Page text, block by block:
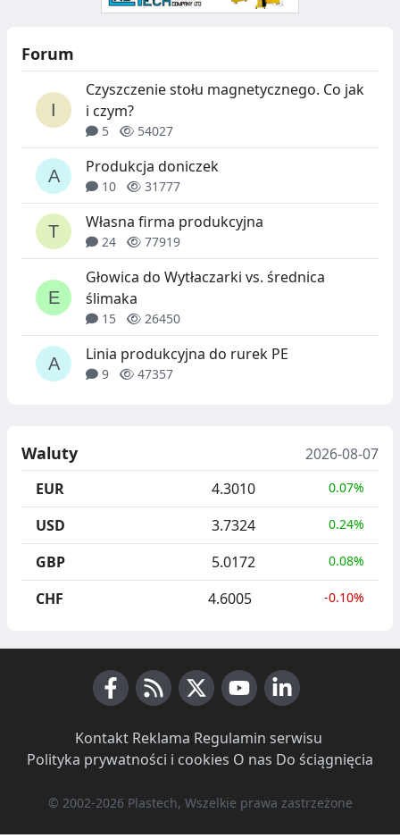
Forum
Czyszczenie stołu magnetycznego. Co jak
i czym?
5 54027
Produkcja doniczek
10 31777
Własna firma produkcyjna
24 77919
Głowica do Wytłaczarki vs. średnica
ślimaka
15 26450
Linia produkcyjna do rurek PE
9 47357
Waluty
2026-08-07
EUR
4.3010 0.07%
USD 3.7324 0.24%
GBP 5.0172 0.08%
CHF 4.6005 -0.10%
Kontakt· Reklama Regulamin serwisu
Polityka prywatności i cookies O nas Do ściągnięcia
© 2002-2026 Plastech, Wszelkie prawa zastrzeżone